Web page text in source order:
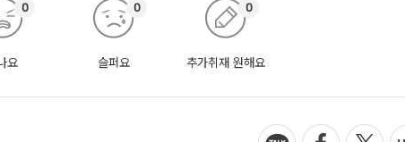
요
0
슬퍼요
0
추가취재 원해요
0